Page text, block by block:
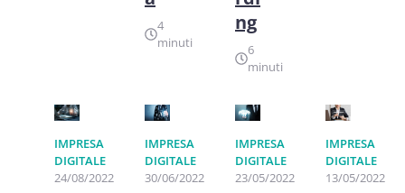
4
minuti
ng
6
minuti
IMPRESA
DIGITALE
24/08/2022
IMPRESA
DIGITALE
30/06/2022
IMPRESA
DIGITALE
23/05/2022
IMPRESA
DIGITALE
13/05/2022